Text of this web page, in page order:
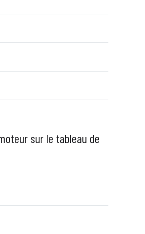
sur le tableau de